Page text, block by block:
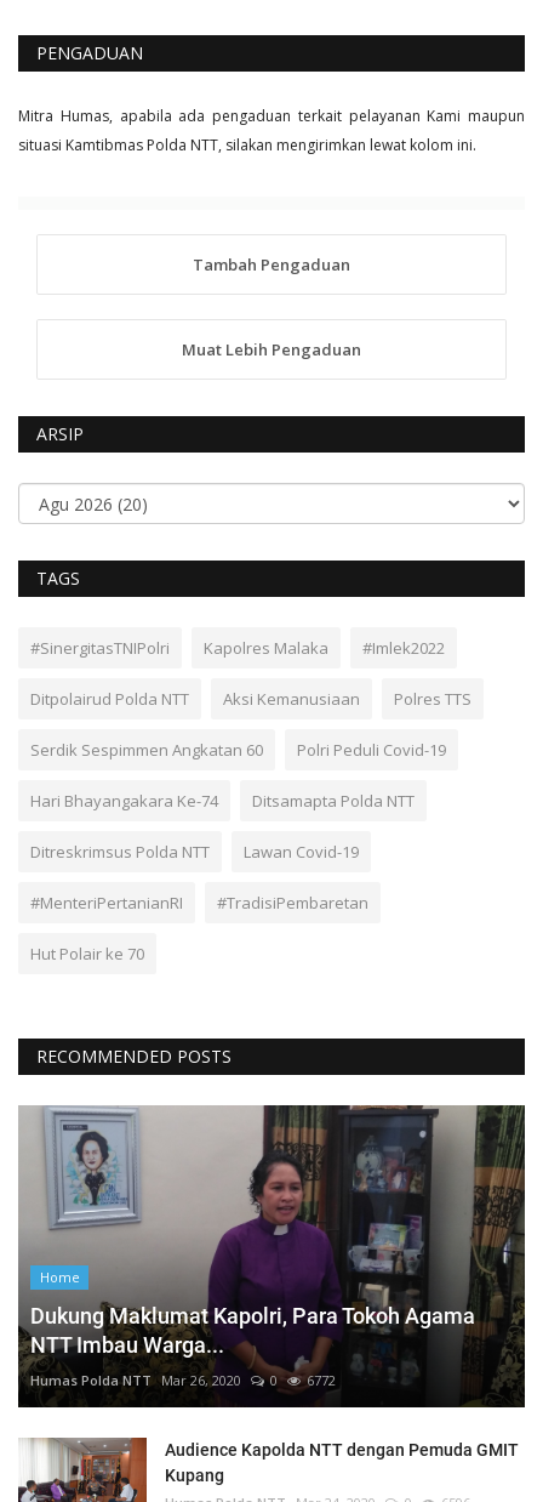
PENGADUAN
Mitra Humas, apabila ada pengaduan terkait pelayanan Kami maupun
situasi Kamtibmas Polda NTT, silakan mengirimkan lewat kolom ini.
Tambah Pengaduan
Muat Lebih Pengaduan
ARSIP
TAGS
#SinergitasTNIPolri Kapolres Malaka #Imlek2022
Ditpolairud Polda NTT Aksi Kemanusiaan Polres TTS
Serdik Sespimmen Angkatan 60 Polri Peduli Covid-19
Hari Bhayangakara Ke-74 Ditsamapta Polda NTT
Ditreskrimsus Polda NTT Lawan Covid-19
#MenteriPertanianRI #TradisiPembaretan
Hut Polair ke 70
RECOMMENDED POSTS
Home
Dukung Maklumat Kapolri, Para Tokoh Agama
NTT Imbau Warga...
Humas Polda NTT Mar 26, 2020 0 6772
Audience Kapolda NTT dengan Pemuda GMIT
Kupang